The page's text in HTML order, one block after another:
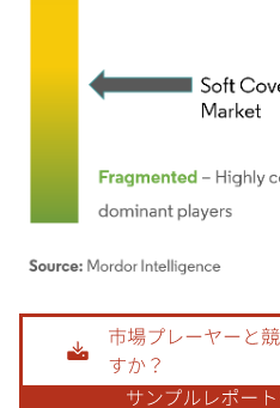
画像 © Mordor Intelligence。再利用に